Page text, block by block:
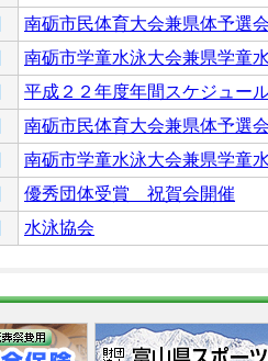
南砺市民体育大会兼県体予選
南砺市学童水泳大会兼県学童
平成２２年度年間スケジュー
南砺市民体育大会兼県体予選
南砺市学童水泳大会兼県学童
優秀団体受賞 祝賀会開催
水泳協会